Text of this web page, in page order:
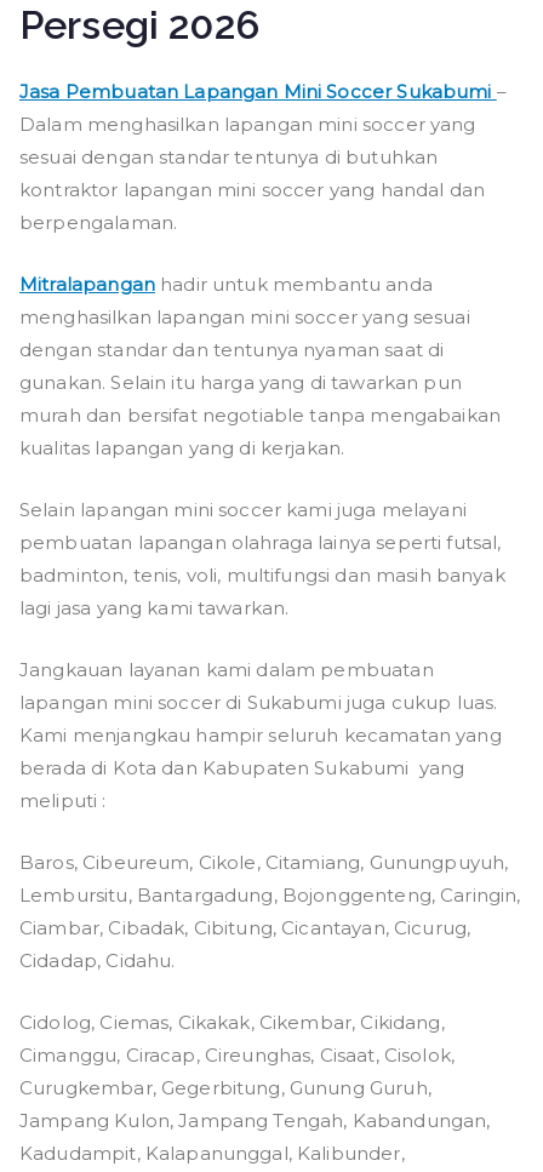
Persegi 2026
Jasa Pembuatan Lapangan Mini Soccer Sukabumi –
Dalam menghasilkan lapangan mini soccer yang
sesuai dengan standar tentunya di butuhkan
kontraktor lapangan mini soccer yang handal dan
berpengalaman.
Mitralapangan hadir untuk membantu anda
menghasilkan lapangan mini soccer yang sesuai
dengan standar dan tentunya nyaman saat di
gunakan. Selain itu harga yang di tawarkan pun
murah dan bersifat negotiable tanpa mengabaikan
kualitas lapangan yang di kerjakan.
Selain lapangan mini soccer kami juga melayani
pembuatan lapangan olahraga lainya seperti futsal,
badminton, tenis, voli, multifungsi dan masih banyak
lagi jasa yang kami tawarkan.
Jangkauan layanan kami dalam pembuatan
lapangan mini soccer di Sukabumi juga cukup luas.
Kami menjangkau hampir seluruh kecamatan yang
berada di Kota dan Kabupaten Sukabumi yang
meliputi :
Baros, Cibeureum, Cikole, Citamiang, Gunungpuyuh,
Lembursitu, Bantargadung, Bojonggenteng, Caringin,
Ciambar, Cibadak, Cibitung, Cicantayan, Cicurug,
Cidadap, Cidahu.
Cidolog, Ciemas, Cikakak, Cikembar, Cikidang,
Cimanggu, Ciracap, Cireunghas, Cisaat, Cisolok,
Curugkembar, Gegerbitung, Gunung Guruh,
Jampang Kulon, Jampang Tengah, Kabandungan,
Kadudampit, Kalapanunggal, Kalibunder,